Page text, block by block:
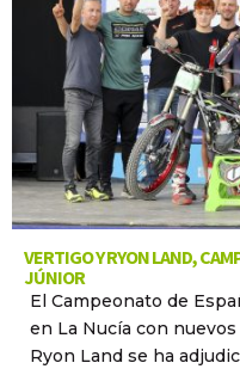
VERTIGO Y RYON LAND,
JÚNIOR
El Campeonato de
en La Nucía con
Ryon Land se ha